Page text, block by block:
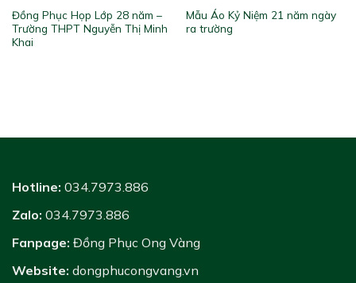
Đồng Phục Họp Lớp 28 năm –
Trường THPT Nguyễn Thị Minh
Khai
Mẫu Áo Kỷ Niệm 21 năm ngày
ra trường
Hotline: 034.7973.886
Zalo: 034.7973.886
Fanpage: Đồng Phục Ong Vàng
Website: dongphucongvang.vn